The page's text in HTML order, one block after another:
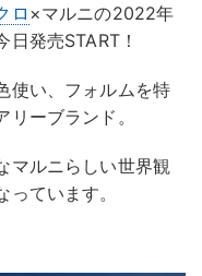
ロ ×マルニの2022年
発売START！
使い、フォルムを特
ーブランド。
マルニらしい世界観
ています。